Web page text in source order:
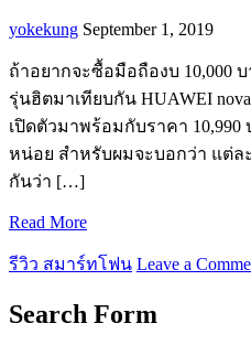
yokekung September 1, 2019
ถ้าอยากจะซื้อมือถืองบ 10,000
รุ่นฮิตมาเทียบกัน HUAWEI nova
เปิดตัวมาพร้อมกับราคา
หน่อย สำหรับผมจะบอกว่า แต่
กันว่า […]
Read More
รีวิว สมาร์ทโฟน Leave a
Search Form